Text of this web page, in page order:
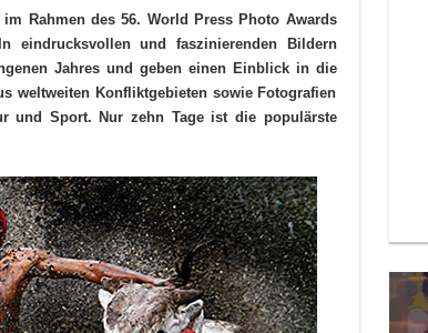
Rahmen des 56. World Press Photo Awards
eindrucksvollen und faszinierenden Bildern
Jahres und geben einen Einblick in die
weltweiten Konfliktgebieten sowie Fotografien
und Sport. Nur zehn Tage ist die populärste